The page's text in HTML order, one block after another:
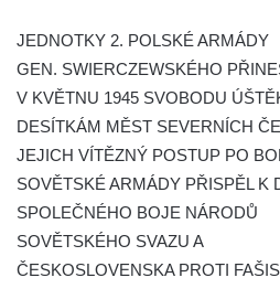
Pomník obětem 1. a 2. světové
Římově
Pomník obětem 1. světové války v
Předoníně
Pomník obětem 2. světové války v
Pamětní deska obětem 1. světové
JEDNOTKY 2. POLSKÉ ARMÁDY
GEN. SWIERCZEWSKÉHO
V KVĚTNU 1945 SVOBODU
DESÍTKÁM MĚST SEVERNÍCH
JEJICH VÍTĚZNÝ POSTUP PO
SOVĚTSKÉ ARMÁDY PŘISPĚL K
SPOLEČNÉHO BOJE NÁRODŮ
SOVĚTSKÉHO SVAZU A
ČESKOSLOVENSKA PROTI